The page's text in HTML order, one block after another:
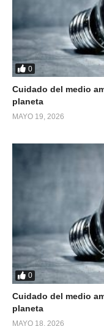
0
Cuidado del medio
planeta
MAYO 19, 2026
0
Cuidado del medio
planeta
MAYO 18, 2026